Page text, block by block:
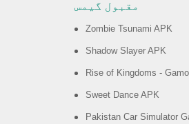
مقبول گیمس
Zombie Tsunami APK
Shadow Slayer APK
Rise of Kingdoms -
Sweet Dance APK
Pakistan Car Simulator